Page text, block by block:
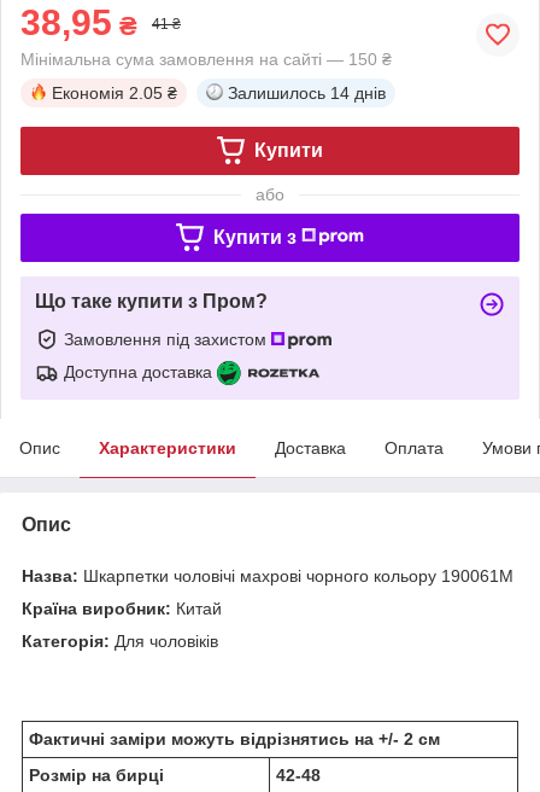
38,95 ₴ 41 ₴
Мінімальна сума замовлення на сайті — 150 ₴
Економія 2.05 ₴ Залишилось 14 днів
Купити
або
Купити з
Що таке купити з Пром?
Замовлення під захистом
Доступна доставка
Опис Характеристики Доставка Оплата Умови
Опис
Назва: Шкарпетки чоловічі махрові чорного кольору 190061M
Країна виробник: Китай
Категорія: Для чоловіків
Фактичні заміри можуть відрізнятись на +/- 2 см
Розмір на бирці
42-48